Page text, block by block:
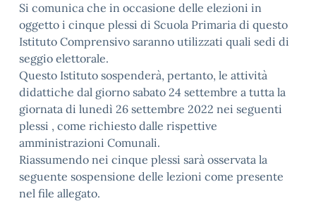
Si comunica che in occasione delle elezioni in
oggetto i cinque plessi di Scuola Primaria di questo
Istituto Comprensivo saranno utilizzati quali sedi di
seggio elettorale.
Questo Istituto sospenderà, pertanto, le attività
didattiche dal giorno sabato 24 settembre a tutta la
giornata di lunedì 26 settembre 2022 nei seguenti
plessi , come richiesto dalle rispettive
amministrazioni Comunali.
Riassumendo nei cinque plessi sarà osservata la
seguente sospensione delle lezioni come presente
nel file allegato.